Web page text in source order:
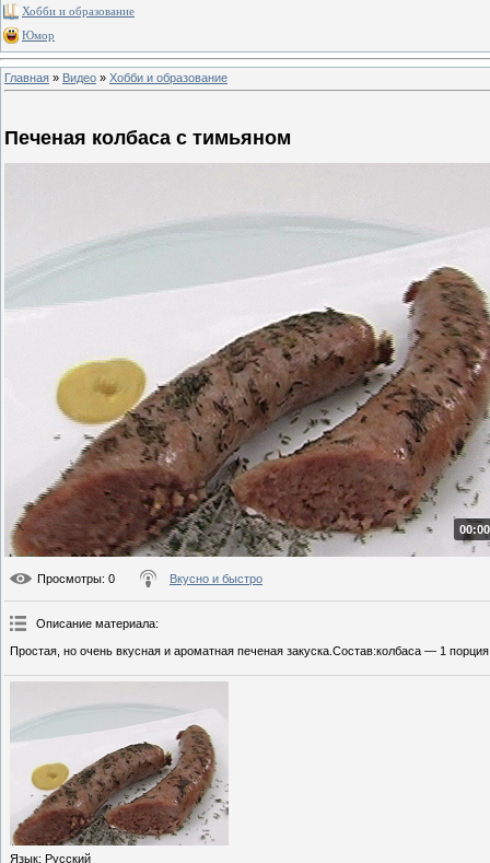
Хобби и образование
Юмор
Главная » Видео » Хобби и образование
Печеная колбаса с тимьяном
Просмотры: 0 Вкусно и быстро
Описание материала:
Простая, но очень вкусная и ароматная печеная закуска.Состав:колбаса — 1
Язык: Русский